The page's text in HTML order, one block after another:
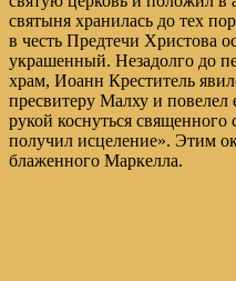
святыня хранилась до тех
в честь Предтечи Христова
украшенный. Незадолго до
храм, Иоанн Креститель
пресвитеру Малху и повелел
рукой коснуться священного
получил исцеление». Этим
блаженного Маркелла.